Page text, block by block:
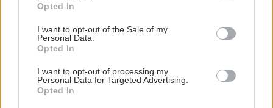
use your data for below specified purposes in below Google
consent section.
Opted In
I want to opt-out of the Sale of my
Personal Data.
Opted In
I want to opt-out of processing my
Personal Data for Targeted Advertising.
Opted In